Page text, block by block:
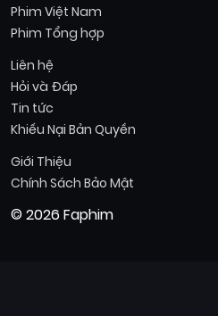
Phim Việt Nam
Phim Tổng hợp
Liên hệ
Hỏi và Đáp
Tin tức
Khiếu Nại Bản Quyền
Giới Thiệu
Chính Sách Bảo Mật
© 2026 Faphim